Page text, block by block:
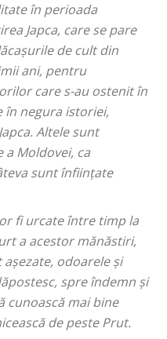
în perioada
Japca, care se pare
de cult din
ani, pentru
care s-au ostenit în
în negura istoriei,
Altele sunt
a Moldovei, ca
sunt înființate
fi urcate între timp la
a acestor mănăstiri,
odoarele și
spre îndemn și
cunoască mai bine
de peste Prut.